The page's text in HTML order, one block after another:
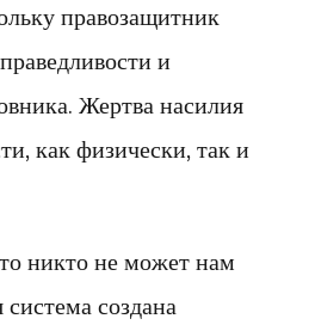
правозащитник
и
Жертва насилия
как физически, так и
никто не может нам
создана